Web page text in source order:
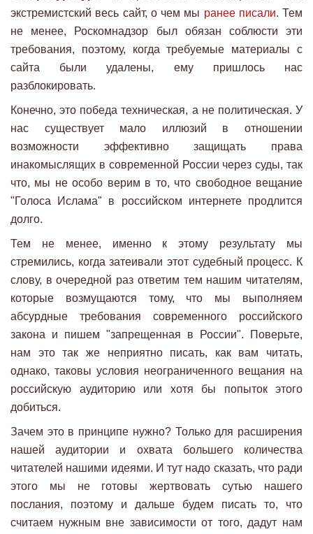
экстремистский весь сайт, о чем мы ранее писали. Тем
не менее, Роскомнадзор был обязан соблюсти эти
требования, поэтому, когда требуемые материалы с
сайта были удалены, ему пришлось нас
разблокировать.
Конечно, это победа техническая, а не политическая. У
нас существует мало иллюзий в отношении
возможности эффективно защищать права
инакомыслящих в современной России через суды, так
что, мы не особо верим в то, что свободное вещание
"Голоса Ислама" в российском интернете продлится
долго.
Тем не менее, именно к этому результату мы
стремились, когда затеивали этот судебный процесс. К
слову, в очередной раз ответим тем нашим читателям,
которые возмущаются тому, что мы выполняем
абсурдные требования современного российского
закона и пишем "запрещенная в России". Поверьте,
нам это так же неприятно писать, как вам читать,
однако, таковы условия неограниченного вещания на
российскую аудиторию или хотя бы попыток этого
добиться.
Зачем это в принципе нужно? Только для расширения
нашей аудитории и охвата большего количества
читателей нашими идеями. И тут надо сказать, что ради
этого мы не готовы жертвовать сутью нашего
послания, поэтому и дальше будем писать то, что
считаем нужным вне зависимости от того, дадут нам